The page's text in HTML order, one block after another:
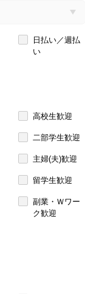
日払い／週払
い
高校生歓迎
二部学生歓迎
主婦(夫)歓迎
留学生歓迎
副業・Ｗワー
ク歓迎